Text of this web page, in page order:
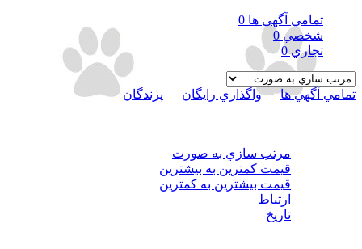
تمامي آگهي ها 0
شخصي0
تجاري0
تمامي آگهي هادرواگذاري رايگان پرندگان
مرتب سازي به صورت
قيمت كمترين به بيشترين
قيمت بيشترين به كمترين
ارتباط
تاريخ